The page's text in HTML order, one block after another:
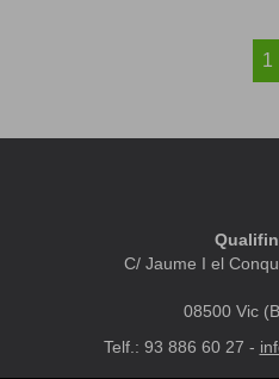
1
C/ Jaume I el
08500 Vic
Telf.: 93 886 60 27 -